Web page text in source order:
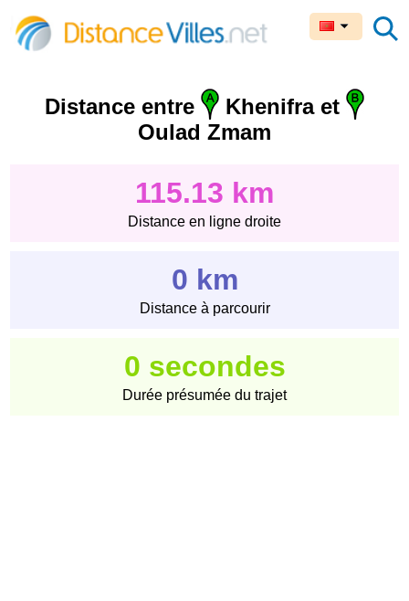
Distance entre
Khenifra et
Oulad Zmam
115.13 km
Distance en ligne droite
0 km
Distance à parcourir
0 secondes
Durée présumée du trajet